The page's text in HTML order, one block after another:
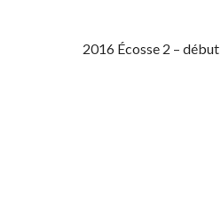
2016 Écosse 2 –